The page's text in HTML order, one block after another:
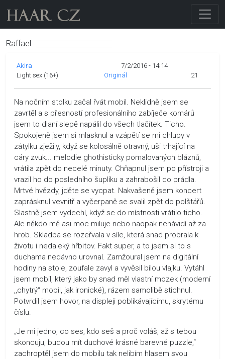
Raffael
Akira
7/2/2016 - 14:14
Light sex (16+)
Originál 21
Na nočním stolku začal řvát mobil. Neklidně jsem se
zavrtěl a s přesností profesionálního zabíječe komárů
jsem to dlaní slepě napálil do všech tlačítek. Ticho.
Spokojeně jsem si mlasknul a vzápětí se mi chlupy v
zátylku zježily, když se kolosálně otravný, uši trhající na
cáry zvuk... melodie ghothisticky pomalovaných bláznů,
vrátila zpět do necelé minuty. Chňapnul jsem po přístroji a
vrazil ho do posledního šuplíku a zahrabošil do prádla.
Mrtvé hvězdy, jděte se vycpat. Nakvašeně jsem koncert
zaprásknul vevnitř a vyčerpaně se svalil zpět do polštářů.
Slastně jsem vydechl, když se do místnosti vrátilo ticho.
Ale někdo mě asi moc miluje nebo naopak nenávidí až za
hrob. Skladba se rozeřvala v síle, která snad probrala k
životu i nedaleký hřbitov. Fakt super, a to jsem si to s
duchama nedávno urovnal. Zamžoural jsem na digitální
hodiny na stole, zoufale zavyl a vyvěsil bílou vlajku. Vytáhl
jsem mobil, který jako by snad měl vlastní mozek (moderní
,,chytrý“ mobil, jak ironické), rázem samolibě stichnul.
Potvrdil jsem hovor, na displeji poblikávajícímu, skrytému
číslu.
„Je mi jedno, co ses, kdo seš a proč voláš, až s tebou
skoncuju, budou mít duchové krásné barevné puzzle,“
zachroptěl jsem do mobilu tak nelibím hlasem svou